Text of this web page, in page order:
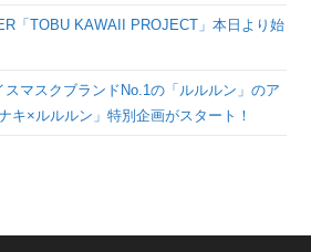
「TOBU KAWAII PROJECT」本日より始
マスクブランドNo.1の「ルルルン」のア
キ×ルルルン」特別企画がスタート！